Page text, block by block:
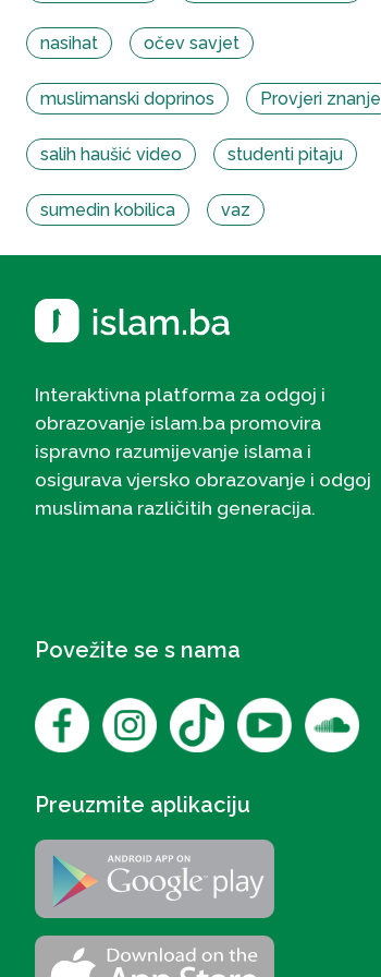
nasihat očev savjet
muslimanski doprinos Provjeri znanje
salih haušić video studenti pitaju
sumedin kobilica vaz
Interaktivna platforma za odgoj i
obrazovanje islam.ba promovira
ispravno razumijevanje islama i
osigurava vjersko obrazovanje i odgoj
muslimana različitih generacija.
Povežite se s nama
Preuzmite aplikaciju